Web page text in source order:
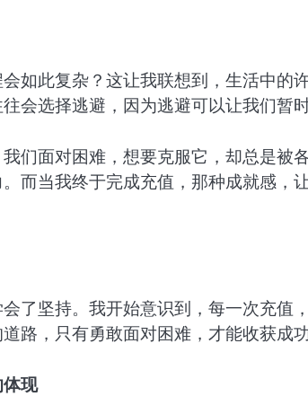
如此复杂？这让我联想到，生活中的
会选择逃避，因为逃避可以让我们暂时
们面对困难，想要克服它，却总是被
而当我终于完成充值，那种成就感，
了坚持。我开始意识到，每一次充值
路，只有勇敢面对困难，才能收获成功
现